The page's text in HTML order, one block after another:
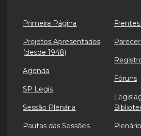
Primeira Página
Projetos Apresentados
(desde 1948)
Agenda
SP Legis
Sessão Plenária
Pautas das Sessões
Fóruns